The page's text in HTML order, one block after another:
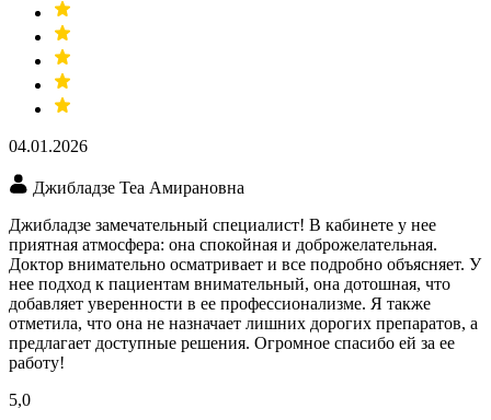
04.01.2026
Джибладзе Теа Амирановна
Джибладзе замечательный специалист! В кабинете у нее
приятная атмосфера: она спокойная и доброжелательная.
Доктор внимательно осматривает и все подробно объясняет. У
нее подход к пациентам внимательный, она дотошная, что
добавляет уверенности в ее профессионализме. Я также
отметила, что она не назначает лишних дорогих препаратов, а
предлагает доступные решения. Огромное спасибо ей за ее
работу!
5,0